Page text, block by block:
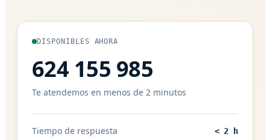
DISPONIBLES AHORA
624 155 985
Te atendemos en menos de 2 minutos
Tiempo de respuesta < 2 h